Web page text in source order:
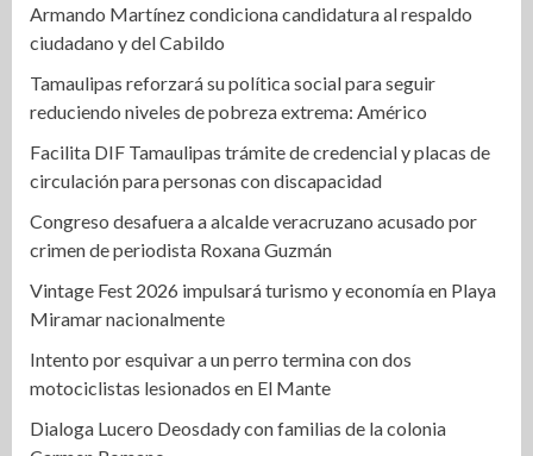
Armando Martínez condiciona candidatura al respaldo
ciudadano y del Cabildo
Tamaulipas reforzará su política social para seguir
reduciendo niveles de pobreza extrema: Américo
Facilita DIF Tamaulipas trámite de credencial y placas de
circulación para personas con discapacidad
Congreso desafuera a alcalde veracruzano acusado por
crimen de periodista Roxana Guzmán
Vintage Fest 2026 impulsará turismo y economía en Playa
Miramar nacionalmente
Intento por esquivar a un perro termina con dos
motociclistas lesionados en El Mante
Dialoga Lucero Deosdady con familias de la colonia